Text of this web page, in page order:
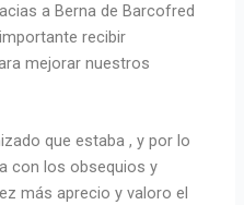
a Berna de Barcofred
recibir
mejorar nuestros
que estaba , y por lo
con los obsequios y
más aprecio y valoro el